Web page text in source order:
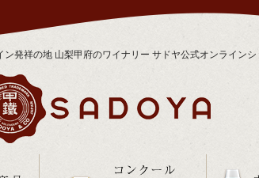
ン発祥の地 山梨甲府のワイナリー サドヤ公式オンラインシ